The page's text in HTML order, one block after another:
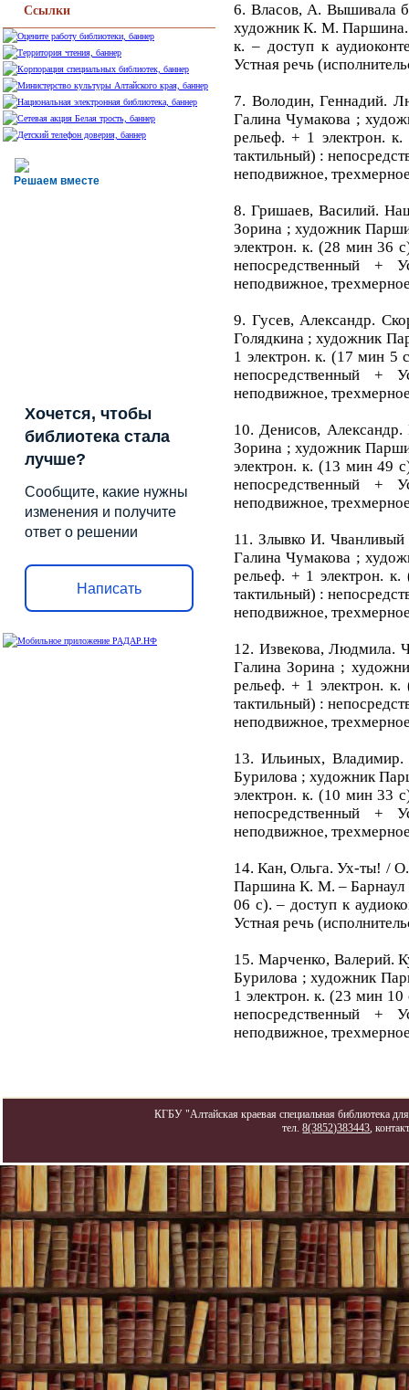
Ссылки
Решаем вместе
Хочется, чтобы
библиотека стала
лучше?
Сообщите, какие нужны
изменения и получите
ответ о решении
Написать
6. Власов, А. Вышивала
художник К. М. Паршина.
к. – доступ к
Устная речь
7. Володин, Геннадий.
Галина Чумакова ;
рельеф. + 1 электрон.
тактильный) :
неподвижное,
8. Гришаев, Василий.
Зорина ; художник
электрон. к. (28 мин 36
непосредственный +
неподвижное,
9. Гусев, Александр.
Голядкина ; художник
1 электрон. к. (17 мин 5
непосредственный +
неподвижное,
10. Денисов,
Зорина ; художник
электрон. к. (13 мин 49
непосредственный +
неподвижное,
11. Злывко И.
Галина Чумакова ;
рельеф. + 1 электрон.
тактильный) :
неподвижное,
12. Извекова, Людмила.
Галина Зорина ;
рельеф. + 1 электрон.
тактильный) :
неподвижное,
13. Ильиных,
Бурилова ; художник
электрон. к. (10 мин 33
непосредственный +
неподвижное,
14. Кан, Ольга. Ух-ты! /
Паршина К. М. – Барнаул
06 с). – доступ к
Устная речь
15. Марченко, Валерий.
Бурилова ; художник
1 электрон. к. (23 мин 10
непосредственный +
неподвижное,
КГБУ "Алтайская краевая специальная библиотека
тел.8(3852)383443,